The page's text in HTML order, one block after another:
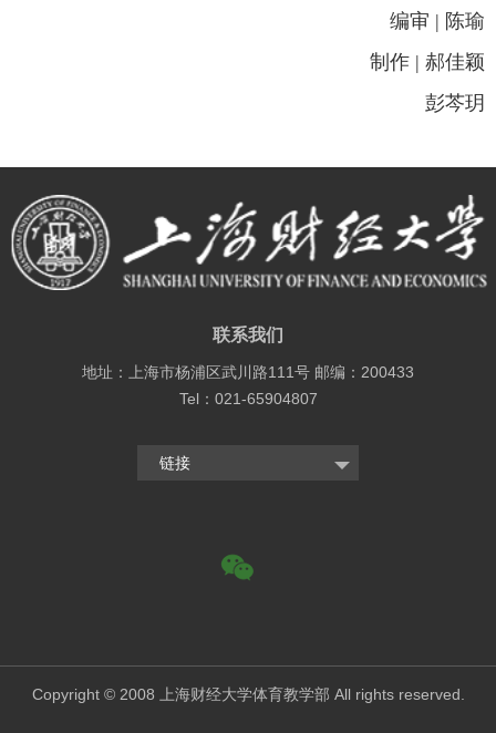
编审 | 陈瑜
制作 | 郝佳颖
彭芩玥
联系我们
地址：上海市杨浦区武川路111号 邮编：200433
Tel：021-65904807
链接
Copyright © 2008 上海财经大学体育教学部 All rights reserved.